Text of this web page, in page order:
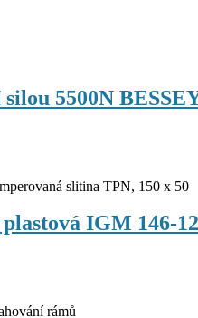
5500N
slitina TPN, 150 x 50
IGM 146-
rámů